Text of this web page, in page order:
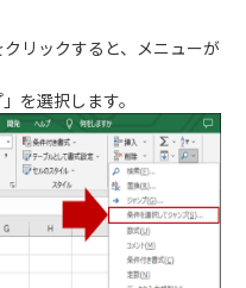
クリックすると、メニューが
を選択します。